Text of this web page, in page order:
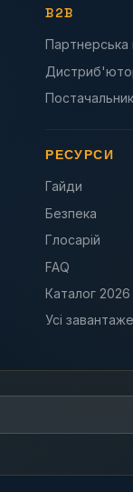
B2B
Партнерська
РЕСУРСИ
Гайди
Безпека
Глосарій
FAQ
Каталог 2026
Усі